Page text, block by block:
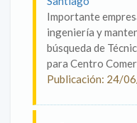
Importante
ingeniería y
búsqueda de
para Centro
Publicación: 24/